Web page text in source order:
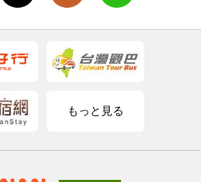
もっと見る